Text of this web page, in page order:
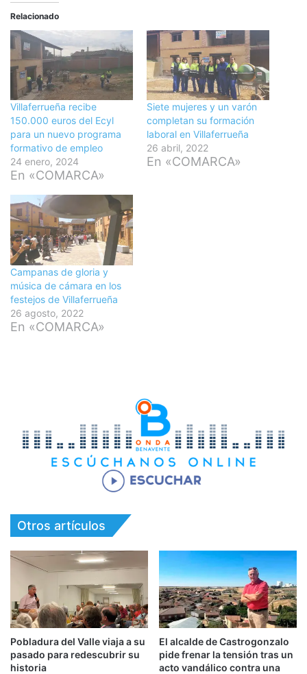
Relacionado
Villaferrueña recibe
150.000 euros del Ecyl
para un nuevo programa
formativo de empleo
24 enero, 2024
En «COMARCA»
Siete mujeres y un varón
completan su formación
laboral en Villaferrueña
26 abril, 2022
En «COMARCA»
Campanas de gloria y
música de cámara en los
festejos de Villaferrueña
26 agosto, 2022
En «COMARCA»
Otros artículos
Pobladura del Valle viaja a su
pasado para redescubrir su
historia
El alcalde de Castrogonzalo
pide frenar la tensión tras un
acto vandálico contra una